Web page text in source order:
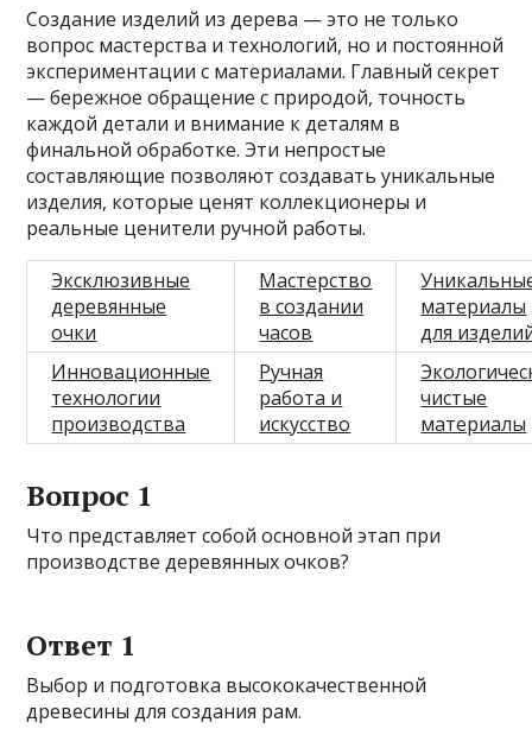
Создание изделий из дерева — это не только
вопрос мастерства и технологий, но и постоянной
экспериментации с материалами. Главный секрет
— бережное обращение с природой, точность
каждой детали и внимание к деталям в
финальной обработке. Эти непростые
составляющие позволяют создавать уникальные
изделия, которые ценят коллекционеры и
реальные ценители ручной работы.
Эксклюзивные
деревянные
очки
Мастерство
в создании
часов
материалы
для
Инновационные
технологии
производства
Ручная
работа и
искусство
чистые
материалы
Вопрос 1
Что представляет собой основной этап при
производстве деревянных очков?
Ответ 1
Выбор и подготовка высококачественной
древесины для создания рам.